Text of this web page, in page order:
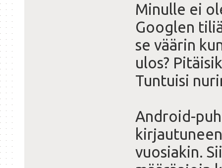
Minulle ei
Googlen
se väärin
ulos?
Tuntuisi
Android-
vuosiakin.